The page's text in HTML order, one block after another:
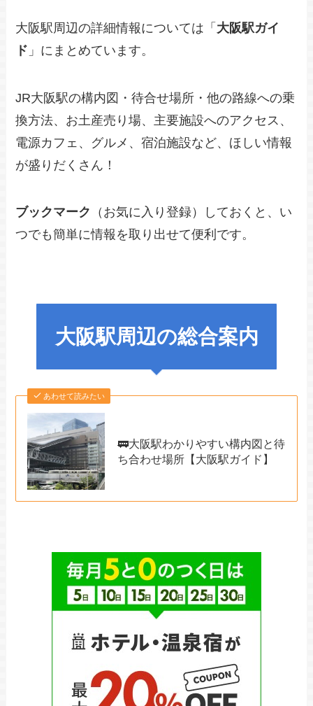
大阪駅周辺の詳細情報については「 大阪駅ガイ
ド 」にまとめています。
JR大阪駅の構内図・待合せ場所・他の路線への乗
換方法、お土産売り場、主要施設へのアクセス、
電源カフェ、グルメ、宿泊施設など、ほしい情報
が盛りだくさん！
ブックマーク
（お気に入り登録）しておくと、い
つでも簡単に情報を取り出せて便利です。
大阪駅周辺の総合案内
あわせて読みたい
🚃大阪駅わかりやすい構内図と待
ち合わせ場所【大阪駅ガイド】